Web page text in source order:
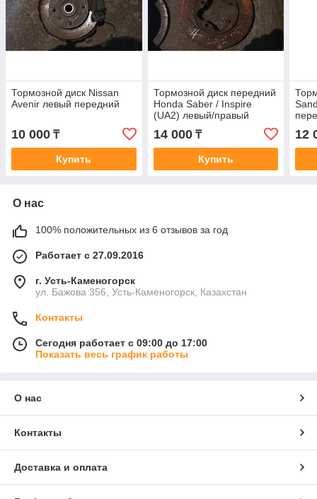
Тормозной диск Nissan
Avenir левый передний
10 000 ₸
Купить
Тормозной диск передний
Honda Saber / Inspire
(UA2) левый/правый
14 000₸
Купить
12
О нас
100% положительных из 6 отзывов за год
Работает с 27.09.2016
г. Усть-Каменогорск
ул. Бажова 356, Усть-Каменогорск, Казахстан
Контакты
Сегодня работает с 09:00 до 17:00
Показать весь график работы
О нас
Контакты
Доставка и оплата